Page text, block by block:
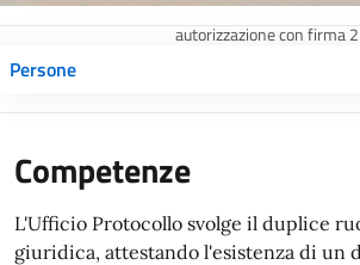
autorizzazione con firma 2
Persone
Competenze
L'Ufficio Protocollo svolge il duplice
giuridica, attestando l'esistenza di un